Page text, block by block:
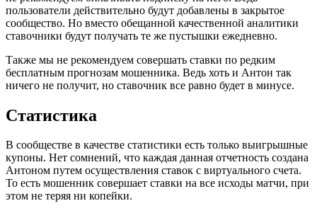
пользователи действительно будут добавлены в закрытое
сообщество. Но вместо обещанной качественной аналитики
ставочники будут получать те же пустышки ежедневно.
Также мы не рекомендуем совершать ставки по редким
бесплатным прогнозам мошенника. Ведь хоть и Антон так
ничего не получит, но ставочник все равно будет в минусе.
Статистика
В сообществе в качестве статистики есть только выигрышные
купоны. Нет сомнений, что каждая данная отчетность создана
Антоном путем осуществления ставок с виртуального счета.
То есть мошенник совершает ставки на все исходы матчи, при
этом не теряя ни копейки.